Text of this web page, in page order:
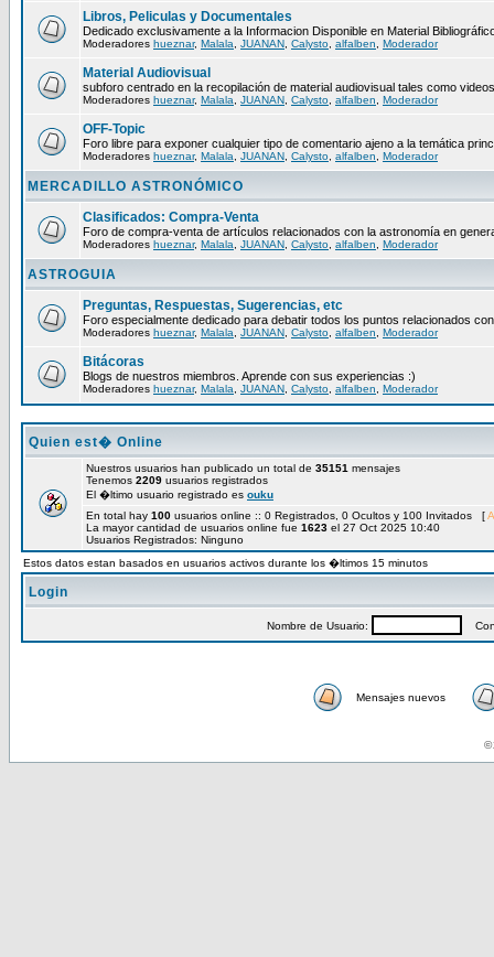
Libros, Peliculas y Documentales
Dedicado exclusivamente a la Informacion Disponible en Material
Moderadores hueznar, Malala JUANAN Calysto alfalben Moderador
Material Audiovisual
subforo centrado en la recopilación de material audiovisual tales como
Moderadores hueznar, Malala JUANAN Calysto alfalben Moderador
OFF-Topic
Foro libre para exponer cualquier tipo de comentario ajeno a la temática
Moderadores hueznar, Malala JUANAN Calysto alfalben Moderador
MERCADILLO ASTRONÓMICO
Clasificados: Compra-Venta
Foro de compra-venta de artículos relacionados con la astronomía en
Moderadores hueznar, Malala JUANAN Calysto alfalben Moderador
ASTROGUIA
Preguntas, Respuestas, Sugerencias, etc
Foro especialmente dedicado para debatir todos los puntos relacionados
Moderadores hueznar, Malala JUANAN Calysto alfalben Moderador
Bitácoras
Blogs de nuestros miembros. Aprende con sus experiencias :)
Moderadores hueznar, Malala JUANAN Calysto alfalben Moderador
Quien est� Online
Nuestros usuarios han publicado un total de 35151 mensajes
Tenemos 2209 usuarios registrados
El �ltimo usuario registrado es ouku
En total hay 100 usuarios online :: 0 Registrados, 0 Ocultos y 100 Invitados [
La mayor cantidad de usuarios online fue 1623 el 27 Oct 2025 10:40
Usuarios Registrados: Ninguno
Estos datos estan basados en usuarios activos durante los �ltimos 15 minutos
Login
Nombre de Usuario:
Mensajes nuevos
©